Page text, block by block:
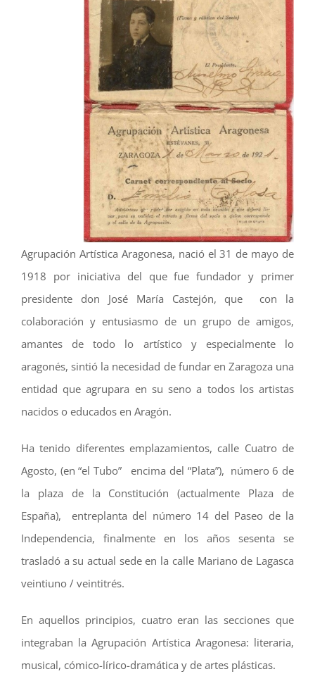
Agrupación Artística Aragonesa, nació el 31 de mayo de
1918 por iniciativa del que fue fundador y primer
presidente don José María Castejón, que con la
colaboración y entusiasmo de un grupo de amigos,
amantes de todo lo artístico y especialmente lo
aragonés, sintió la necesidad de fundar en Zaragoza una
entidad que agrupara en su seno a todos los artistas
nacidos o educados en Aragón.
Ha tenido diferentes emplazamientos, calle Cuatro de
Agosto, (en “el Tubo” encima del “Plata”), número 6 de
la plaza de la Constitución (actualmente Plaza de
España), entreplanta del número 14 del Paseo de la
Independencia, finalmente en los años sesenta se
trasladó a su actual sede en la calle Mariano de Lagasca
veintiuno / veintitrés.
En aquellos principios, cuatro eran las secciones que
integraban la Agrupación Artística Aragonesa: literaria,
musical, cómico-lírico-dramática y de artes plásticas.